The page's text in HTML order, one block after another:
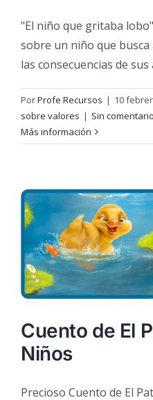
"El niño que gritaba
sobre un niño que
las consecuencias de sus
PorProfe Recursos | 10
sobre valores | Sin
Más información
Cuento de El
Niños
Precioso Cuento de El